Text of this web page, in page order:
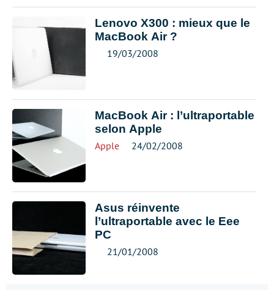
Lenovo X300 : mieux que le
MacBook Air ?
19/03/2008
MacBook Air : l’ultraportable
selon Apple
Apple 24/02/2008
Asus réinvente
l’ultraportable avec le Eee
PC
21/01/2008